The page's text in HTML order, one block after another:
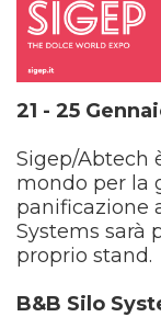
21 - 25
Sigep/Abtech
mondo per la
panificazione
Systems sarà
proprio stand.
B&B Silo